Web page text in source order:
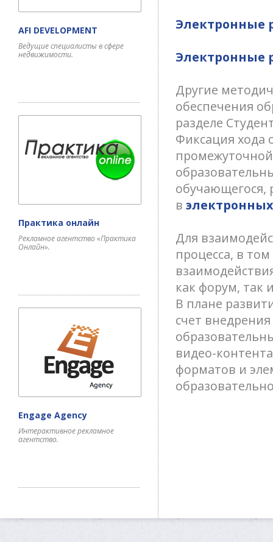
AFI DEVELOPMENT
Ведущие специалисты в сфере
недвижимости.
Практика онлайн
Рекламное агентство «Практика
Онлайн».
Engage Agency
Интерактивное рекламное
агентство.
Электронные
Электронные
Другие
обеспечения
разделе
Фиксация хода
обучающегося,
в
Для
процесса, в
как форум, так
В плане
счет
видео-
форматов и